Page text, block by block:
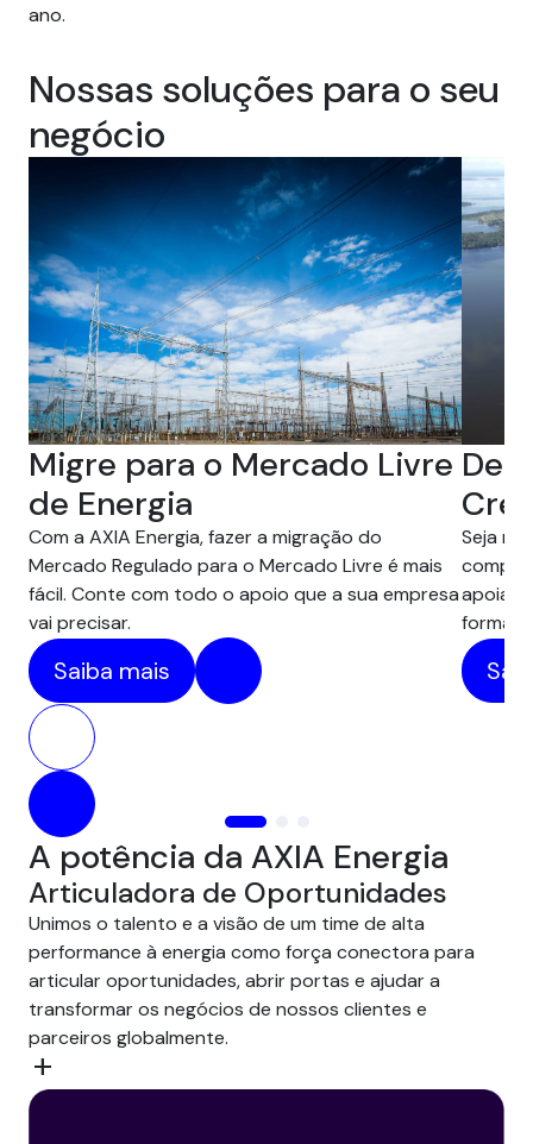
ano.
Nossas soluções para o seu
negócio
Migre para o Mercado Livre
de Energia
Com a AXIA Energia, fazer a migração do
Mercado Regulado para o Mercado Livre é mais
fácil. Conte com todo o apoio que a sua empresa
vai precisar.
Saiba mais
Seja
apoiam
forma
A potência da AXIA Energia
Articuladora de Oportunidades
Unimos o talento e a visão de um time de alta
performance à energia como força conectora para
articular oportunidades, abrir portas e ajudar a
transformar os negócios de nossos clientes e
parceiros globalmente.
add